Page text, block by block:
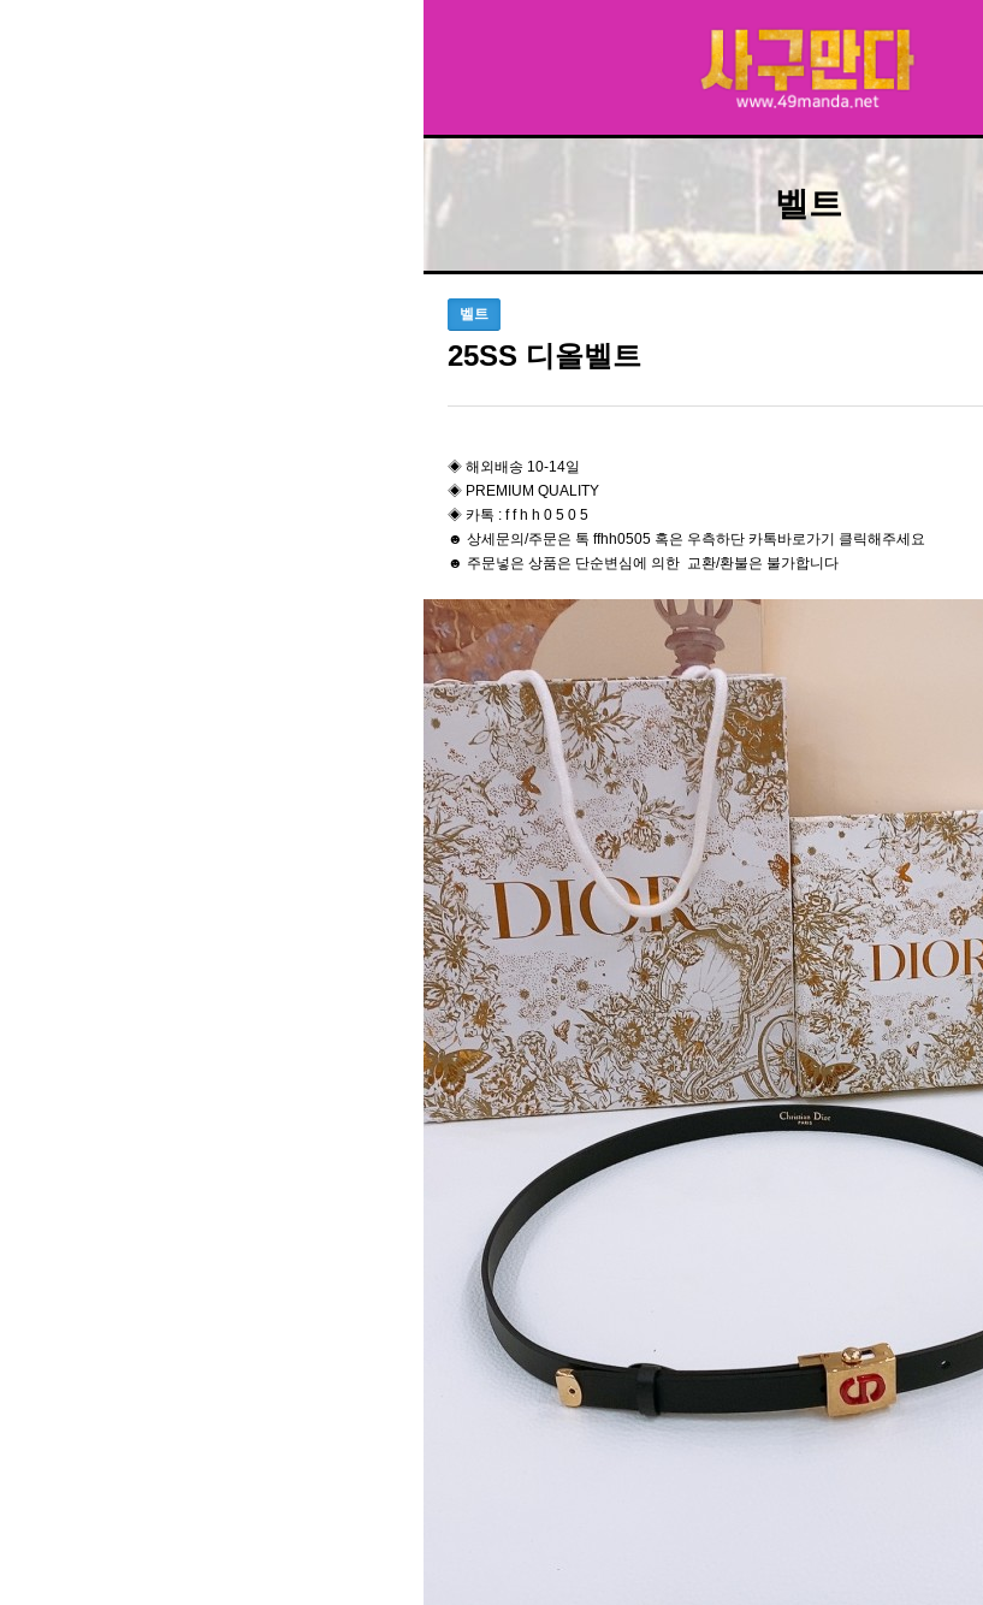
벨트
벨트
25SS 디올벨트
◈ 해외배송 10-14일
◈ PREMIUM QUALITY
◈ 카톡 : f f h h 0 5 0 5
☻ 상세문의/주문은 톡 ffhh0505 혹은 우측하단 카톡바로가기 클릭해주세요
☻ 주문넣은 상품은 단순변심에 의한 교환/환불은 불가합니다